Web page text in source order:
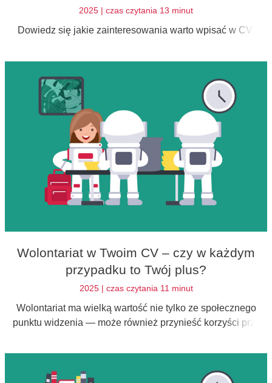
2025 | czas czytania 13 minut
Dowiedz się jakie zainteresowania warto wpisać w CV.
Wolontariat w Twoim CV – czy w każdym
przypadku to Twój plus?
2025 | czas czytania 11 minut
Wolontariat ma wielką wartość nie tylko ze społecznego
punktu widzenia — może również przynieść korzyści przy
o tym w swoim CV.